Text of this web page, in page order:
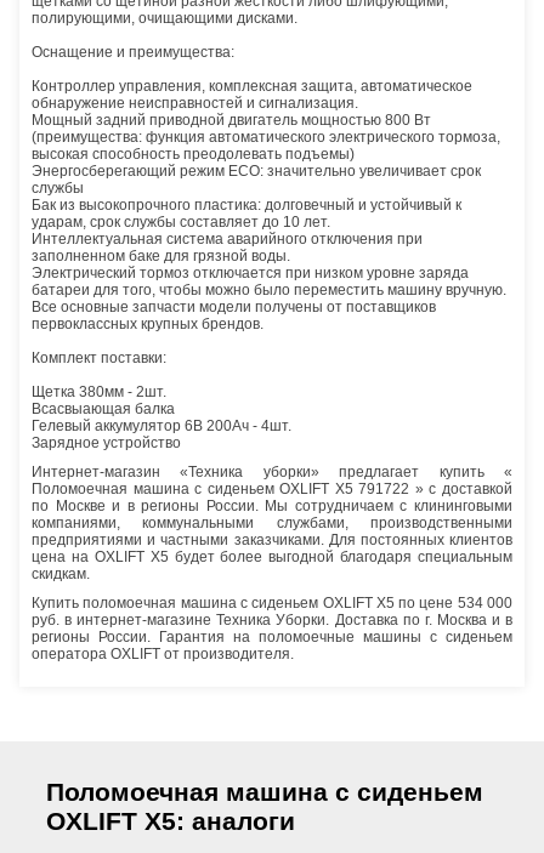
полирующими, очищающими дисками.
Оснащение и преимущества:
Контроллер управления, комплексная защита, автоматическое
обнаружение неисправностей и сигнализация.
Мощный задний приводной двигатель мощностью 800 Вт
(преимущества: функция автоматического электрического тормоза,
высокая способность преодолевать подъемы)
Энергосберегающий режим ЕСО: значительно увеличивает срок
службы
Бак из высокопрочного пластика: долговечный и устойчивый к
ударам, срок службы составляет до 10 лет.
Интеллектуальная система аварийного отключения при
заполненном баке для грязной воды.
Электрический тормоз отключается при низком уровне заряда
батареи для того, чтобы можно было переместить машину вручную.
Все основные запчасти модели получены от поставщиков
первоклассных крупных брендов.
Комплект поставки:
Щетка 380мм - 2шт.
Всасвыающая балка
Гелевый аккумулятор 6В 200Ач - 4шт.
Зарядное устройство
Интернет-магазин «Техника уборки» предлагает купить «
Поломоечная машина с сиденьем OXLIFT X5 791722 » с доставкой
по Москве и в регионы России. Мы сотрудничаем с клининговыми
компаниями, коммунальными службами, производственными
предприятиями и частными заказчиками. Для постоянных клиентов
цена на OXLIFT X5 будет более выгодной благодаря специальным
скидкам.
Купить поломоечная машина с сиденьем OXLIFT X5 по цене 534 000
руб. в интернет-магазине Техника Уборки. Доставка по г. Москва и в
регионы России. Гарантия на поломоечные машины с сиденьем
оператора OXLIFT от производителя.
Поломоечная машина с сиденьем
OXLIFT X5: аналоги